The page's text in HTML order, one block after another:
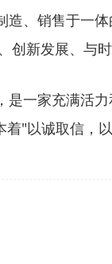
、销售于一
新发展、与时
一家充满活
"以诚取信，